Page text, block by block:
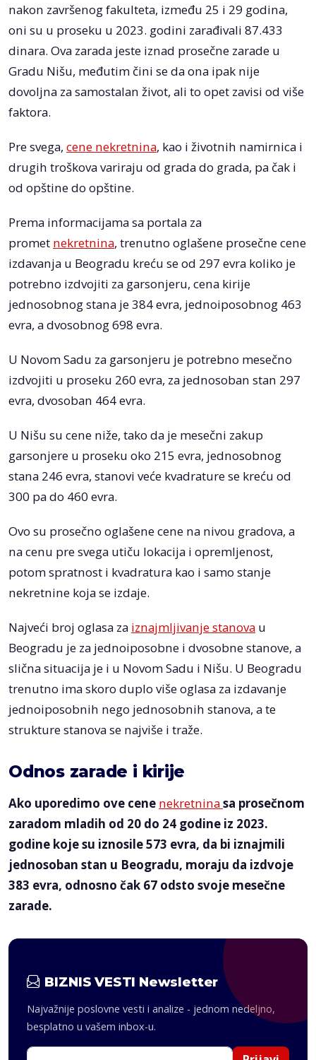
nakon završenog fakulteta, između 25 i 29 godina,
oni su u proseku u 2023. godini zarađivali 87.433
dinara. Ova zarada jeste iznad prosečne zarade u
Gradu Nišu, međutim čini se da ona ipak nije
dovoljna za samostalan život, ali to opet zavisi od više
faktora.
Pre svega, cene nekretnina, kao i životnih namirnica i
drugih troškova variraju od grada do grada, pa čak i
od opštine do opštine.
Prema informacijama sa portala za
promet nekretnina, trenutno oglašene prosečne cene
izdavanja u Beogradu kreću se od 297 evra koliko je
potrebno izdvojiti za garsonjeru, cena kirije
jednosobnog stana je 384 evra, jednoiposobnog 463
evra, a dvosobnog 698 evra.
U Novom Sadu za garsonjeru je potrebno mesečno
izdvojiti u proseku 260 evra, za jednosoban stan 297
evra, dvosoban 464 evra.
U Nišu su cene niže, tako da je mesečni zakup
garsonjere u proseku oko 215 evra, jednosobnog
stana 246 evra, stanovi veće kvadrature se kreću od
300 pa do 460 evra.
Ovo su prosečno oglašene cene na nivou gradova, a
na cenu pre svega utiču lokacija i opremljenost,
potom spratnost i kvadratura kao i samo stanje
nekretnine koja se izdaje.
Najveći broj oglasa za iznajmljivanje stanova u
Beogradu je za jednoiposobne i dvosobne stanove, a
slična situacija je i u Novom Sadu i Nišu. U Beogradu
trenutno ima skoro duplo više oglasa za izdavanje
jednoiposobnih nego jednosobnih stanova, a te
strukture stanova se najviše i traže.
Odnos zarade i kirije
Ako uporedimo ove cene nekretninasa prosečnom
zaradom mladih od 20 do 24 godine iz 2023.
godine koje su iznosile 573 evra, da bi iznajmili
jednosoban stan u Beogradu, moraju da izdvoje
383 evra, odnosno čak 67 odsto svoje mesečne
zarade.
BIZNIS VESTI Newsletter
Najvažnije poslovne vesti i analize - jednom nedeljno,
besplatno u vašem inbox-u.